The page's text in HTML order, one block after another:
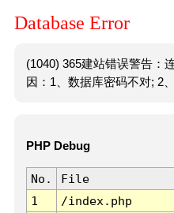
Database Error
(1040) 365建站错误警告：
因：1、数据库密码不对; 2
PHP Debug
No. File
1
/index.php